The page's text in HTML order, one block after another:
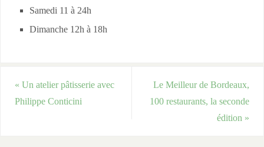
Samedi 11 à 24h
Dimanche 12h à 18h
« Un atelier pâtisserie avec
Philippe Conticini
Le Meilleur de Bordeaux,
100 restaurants, la seconde
édition »